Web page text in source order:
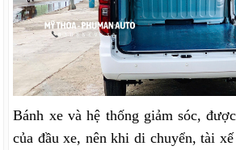
Bánh xe và hệ thống giảm sóc,
của đầu xe, nên khi di chuyển, tài